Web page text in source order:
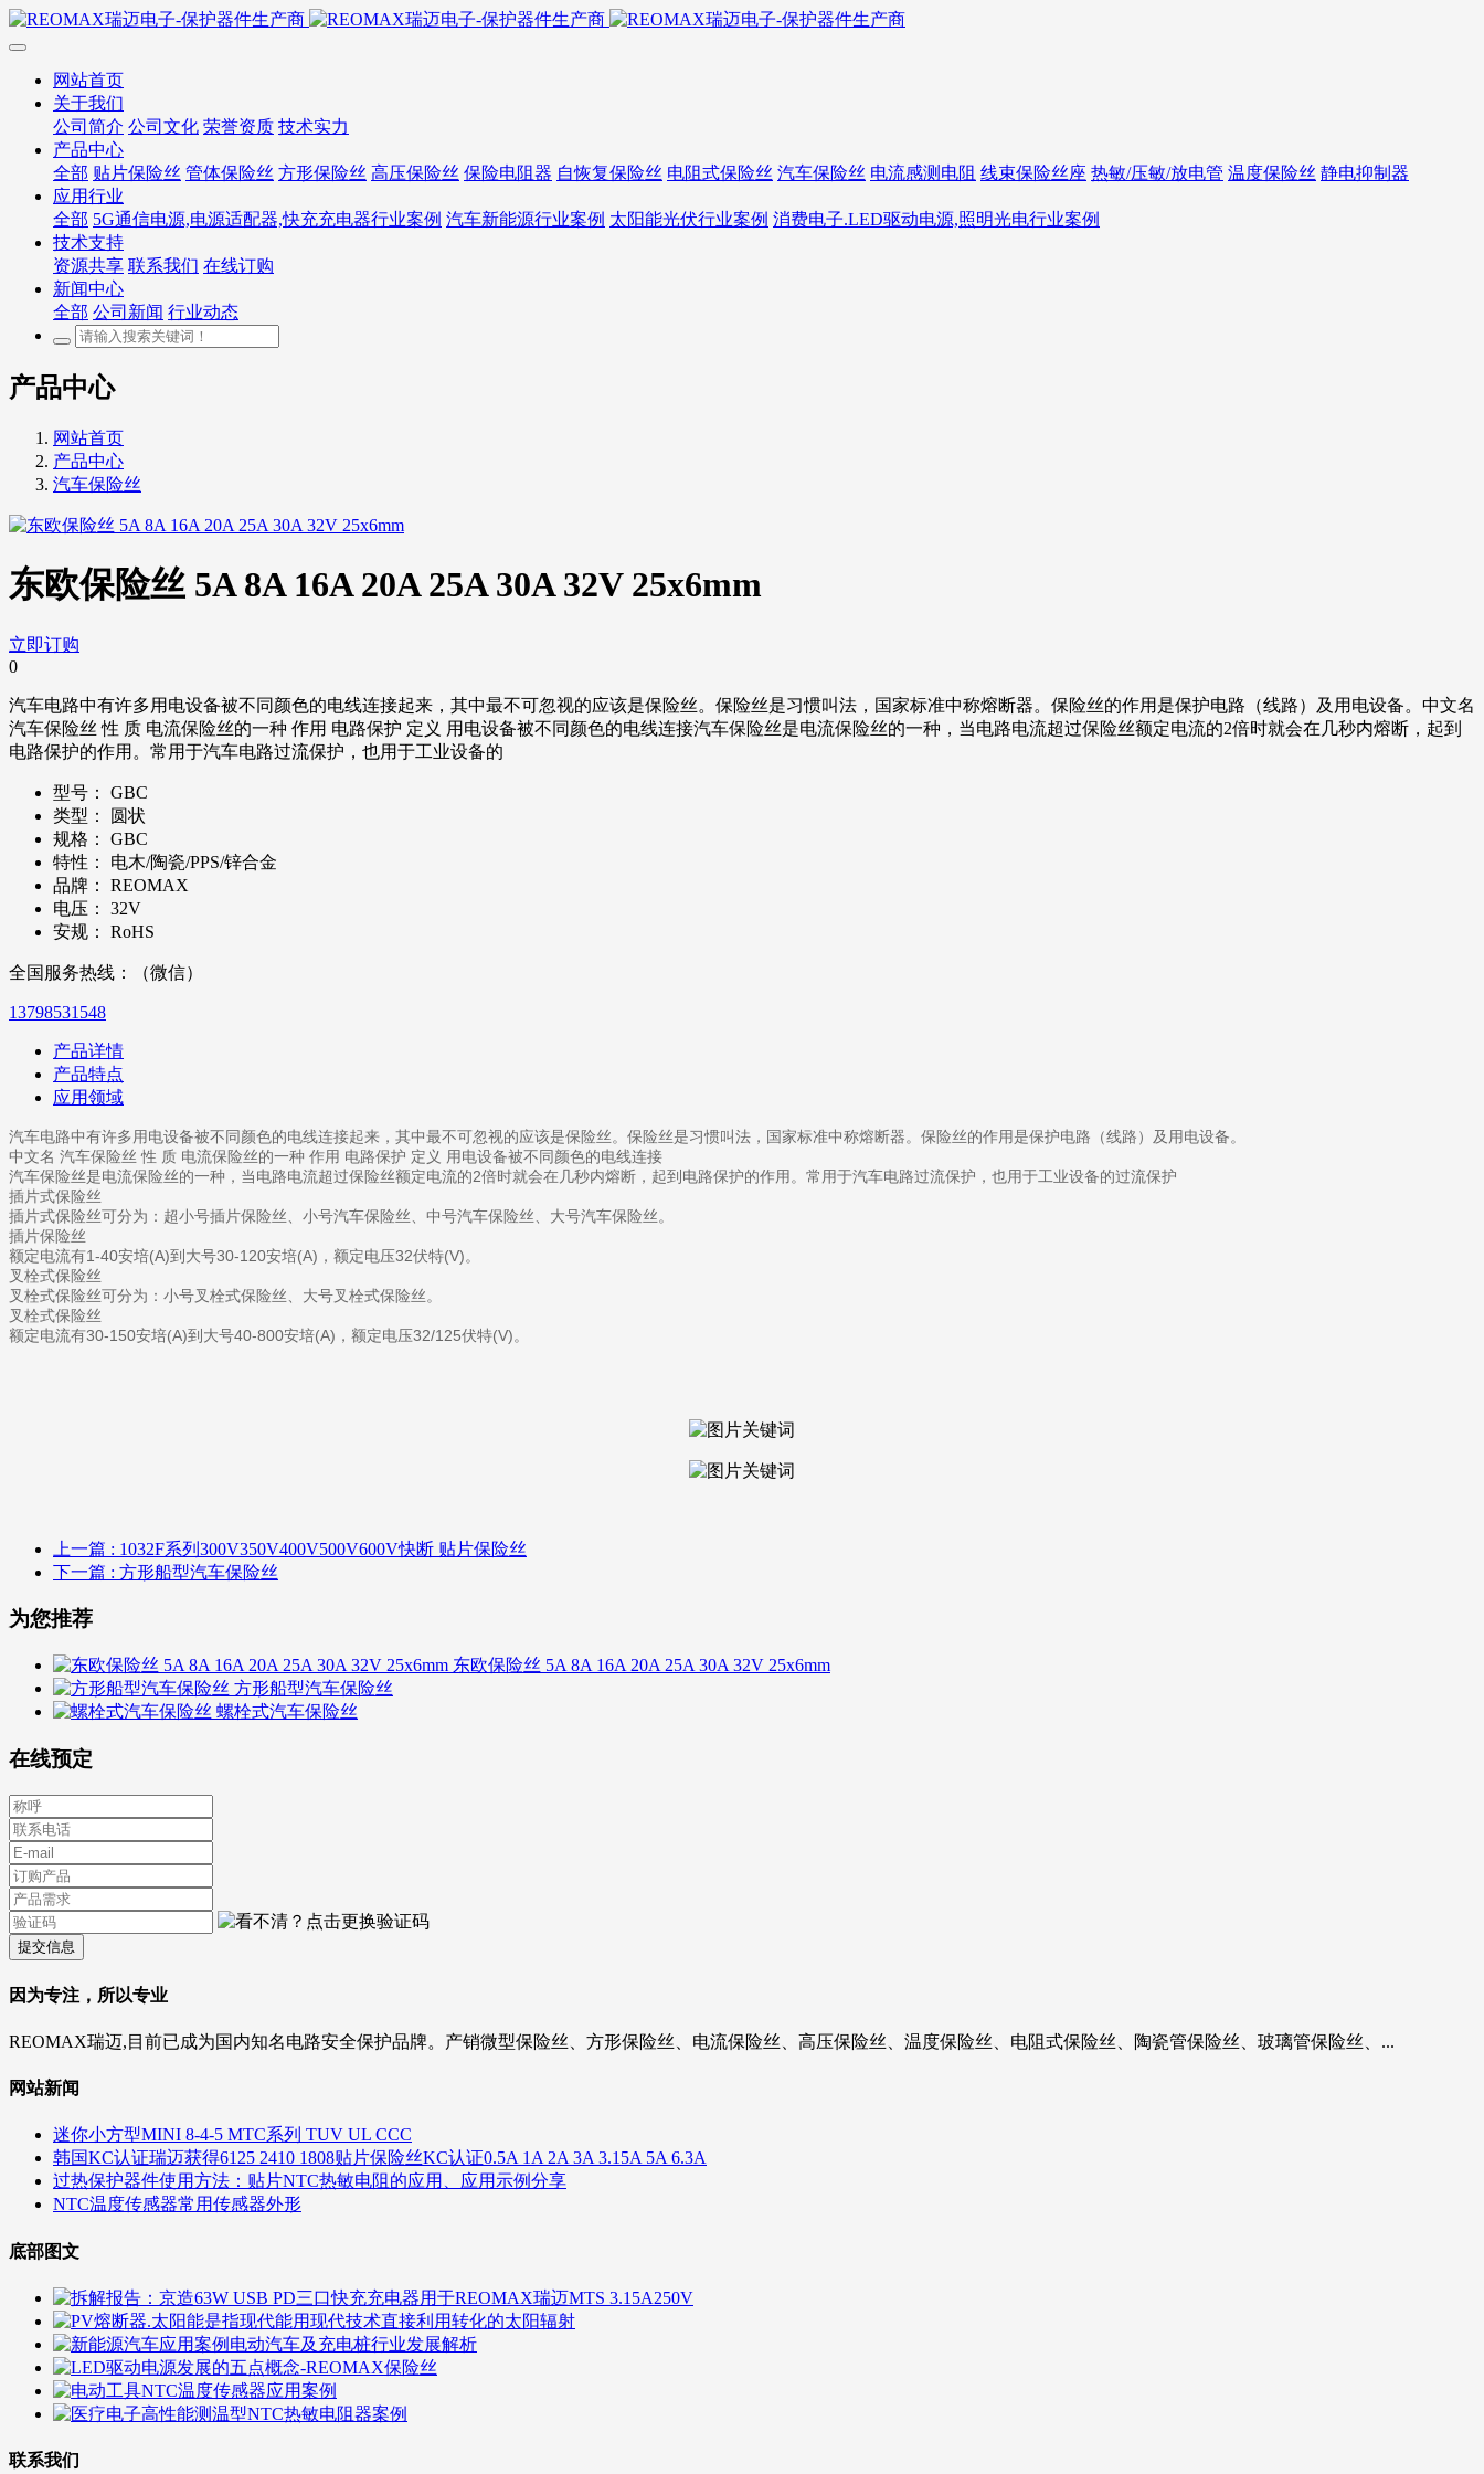
网站首页
关于我们
公司简介 公司文化 荣誉资质 技术实力
产品中心
全部 贴片保险丝 管体保险丝 方形保险丝 高压保险丝 保险电阻器 自恢复保险丝 电阻式保险丝 汽车保险丝 电流感测电阻 线束保险丝座 热敏/压敏/放电管 温度保险丝 静电抑制器
应用行业
全部 5G通信电源,电源适配器,快充充电器行业案例 汽车新能源行业案例 太阳能光伏行业案例 消费电子.LED驱动电源,照明光电行业案例
技术支持
资源共享 联系我们 在线订购
新闻中心
全部 公司新闻 行业动态
产品中心
网站首页
产品中心
汽车保险丝
东欧保险丝 5A 8A 16A 20A 25A 30A 32V 25x6mm
立即订购
0
汽车电路中有许多用电设备被不同颜色的电线连接起来，其中最不可忽视的应该是保险丝。保险丝是习惯叫法，国家标准中称熔断器。保险丝的作用是保护电路（线路）及用电设备。中文名
汽车保险丝 性 质 电流保险丝的一种 作用 电路保护 定义 用电设备被不同颜色的电线连接汽车保险丝是电流保险丝的一种，当电路电流超过保险丝额定电流的2倍时就会在几秒内熔断，起到
电路保护的作用。常用于汽车电路过流保护，也用于工业设备的
型号：
GBC
类型：
圆状
规格：
GBC
特性：
电木/陶瓷/PPS/锌合金
品牌：
REOMAX
电压：
32V
安规：
RoHS
全国服务热线：（微信）
13798531548
产品详情
产品特点
应用领域
汽车电路中有许多用电设备被不同颜色的电线连接起来，其中最不可忽视的应该是保险丝。保险丝是习惯叫法，国家标准中称熔断器。保险丝的作用是保护电路（线路）及用电设备。
中文名 汽车保险丝 性 质 电流保险丝的一种 作用 电路保护 定义 用电设备被不同颜色的电线连接
汽车保险丝是电流保险丝的一种，当电路电流超过保险丝额定电流的2倍时就会在几秒内熔断，起到电路保护的作用。常用于汽车电路过流保护，也用于工业设备的过流保护
插片式保险丝
插片式保险丝可分为：超小号插片保险丝、小号汽车保险丝、中号汽车保险丝、大号汽车保险丝。
插片保险丝
额定电流有1-40安培(A)到大号30-120安培(A)，额定电压32伏特(V)。
叉栓式保险丝
叉栓式保险丝可分为：小号叉栓式保险丝、大号叉栓式保险丝。
叉栓式保险丝
额定电流有30-150安培(A)到大号40-800安培(A)，额定电压32/125伏特(V)。
上一篇 : 1032F系列300V350V400V500V600V快断 贴片保险丝
下一篇 : 方形船型汽车保险丝
为您推荐
东欧保险丝 5A 8A 16A 20A 25A 30A 32V 25x6mm
方形船型汽车保险丝
螺栓式汽车保险丝
在线预定
提交信息
因为专注，所以专业
REOMAX瑞迈,目前已成为国内知名电路安全保护品牌。产销微型保险丝、方形保险丝、电流保险丝、高压保险丝、温度保险丝、电阻式保险丝、陶瓷管保险丝、玻璃管保险丝、...
网站新闻
迷你小方型MINI 8-4-5 MTC系列 TUV UL CCC
韩国KC认证瑞迈获得6125 2410 1808贴片保险丝KC认证0.5A 1A 2A 3A 3.15A 5A 6.3A
过热保护器件使用方法：贴片NTC热敏电阻的应用、应用示例分享
NTC温度传感器常用传感器外形
底部图文
联系我们